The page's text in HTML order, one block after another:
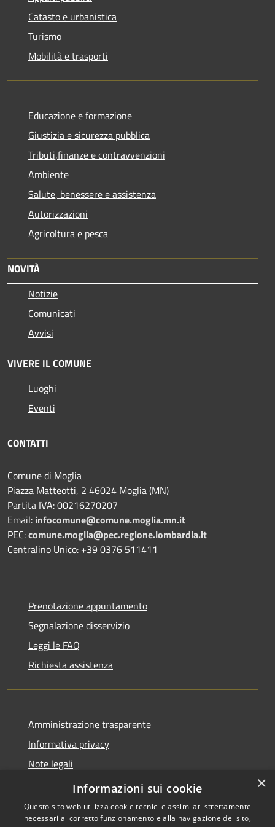
Catasto e urbanistica
Turismo
Mobilità e trasporti
Educazione e formazione
Giustizia e sicurezza pubblica
Tributi,finanze e contravvenzioni
Ambiente
Salute, benessere e assistenza
Autorizzazioni
Agricoltura e pesca
NOVITÀ
Notizie
Comunicati
Avvisi
VIVERE IL COMUNE
Luoghi
Eventi
CONTATTI
Comune di Moglia
Piazza Matteotti, 2 46024 Moglia (MN)
Partita IVA: 00216270207
Email: infocomune@comune.moglia.mn.it
PEC:comune.moglia@pec.regione.lombardia.it
Centralino Unico: +39 0376 511411
Prenotazione appuntamento
Segnalazione disservizio
Leggi le FAQ
Richiesta assistenza
Amministrazione trasparente
Informativa privacy
Note legali
Dichiarazione di accessibilità
×
Informazioni sui cookie
Questo sito web utilizza cookie tecnici e assimilati strettamente
necessari al corretto funzionamento e alla navigazione del sito,